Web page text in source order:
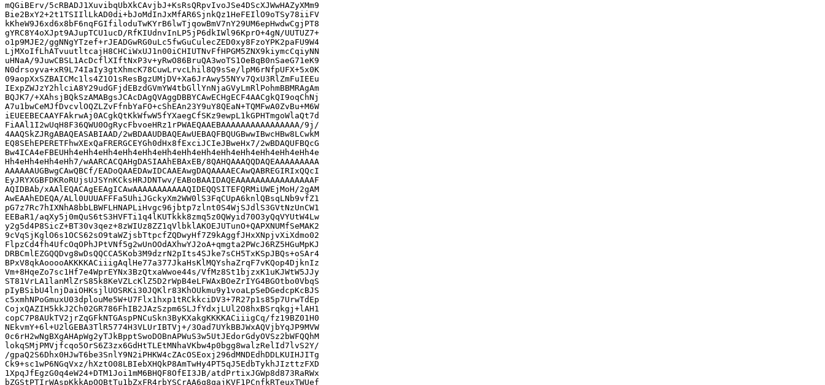
mQGiBErv/5cRBADJ1XuvibqUbXkCAvjbJ+KsRsQRpvIvoJSe4DScXJWwHAZyXMm9
Bie2BxY2+2t1TSIIlLkAD0di+bJoMdInJxMfAR6SjnkQz1HeFEIlO9oTSy78iiFV
kKheW9J6xd6x8bF6nqFGIfiloduTwKYrB6lwTjqowBmV7nY29UM6epHwdwCgjPT8
gYRC8Y4oXJpt9AJupTCU1ucD/RfKIUdnvInLP5jP6dkIWl96KprO+4gN/UUTUZ7+
o1p9MJE2/ggNNgYTzef+rJEADGwRG0uLc5fwGuCulecZED0xy8FzoYPK2paFU9W4
LjMXoIfLhATvuutltcajH8CHCiWxUJ1n00iCHIUTNvFfHPGM5ZNX9kiymcCqiyNN
uHNaA/9JuwCBSL1AcDcflXIftNxP3v+yRwO86BruQA3woTS1OeBqB0nSaeG71eK9
N0drsoyva+xR9L74IaIy3gtXhmcK78CuwLrvcLhil8Q9sSe/lpM6rNfpUFX+5x0K
09aopXxSZBAICMc1ls4Z1O1sResBgzUMjDV+Xa6JrAwy55NYv7QxU3RlZmFuIEEu
IExpZWJzY2hlciA8Y29udGFjdEBzdGVmYW4tbGllYnNjaGVyLmRlPohmBBMRAgAm
BQJK7/+XAhsjBQkSzAMABgsJCAcDAgQVAggDBBYCAwECHgECF4AACgkQI9oqChNj
A7u1bwCeMJfDvcvlOQZLZvFfnbYaFO+cShEAn23Y9uY8QEaN+TQMFwA0ZvBu+M6W
iEUEEBECAAYFAkrwAj0ACgkQtKkWfwW5fYXaegCfSKz9ewpL1kGPHTmgoWlaQt7d
FiAAl1I2wUqH8F36QWU0OgRycFbvoeHRz1rPWAEQAAEBAAAAAAAAAAAAAAAA/9j/
4AAQSkZJRgABAQEASABIAAD/2wBDAAUDBAQEAwUEBAQFBQUGBwwIBwcHBw8LCwkM
EQ8SEhEPERETFhwXExQaFRERGCEYGh0dHx8fExciJCIeJBweHx7/2wBDAQUFBQcG
Bw4ICA4eFBEUHh4eHh4eHh4eHh4eHh4eHh4eHh4eHh4eHh4eHh4eHh4eHh4eHh4e
Hh4eHh4eHh4eHh7/wAARCACQAHgDASIAAhEBAxEB/8QAHQAAAQQDAQEAAAAAAAAA
AAAAAAUGBwgCAwQBCf/EADoQAAEDAwIDCAAEAwgDAQAAAAECAwQABREGIRIxQQcI
EyJRYXGBFDKRoRUjsUJSYnKCksHRJDNTwv/EABoBAAIDAQEAAAAAAAAAAAAAAAAF
AQIDBAb/xAAlEQACAgEEAgICAwAAAAAAAAAAAQIDEQQSITEFQRMiUWEjMoH/2gAM
AwEAAhEDEQA/ALl0UUUAFFFa5UhiJGckyXm2WW0lS3FqCUpA6knlQBsqLNb9vfZ1
pG7z7Rc7hIXNhA8bbLBWFLHNAPLiHvgc96jbtp7zlnt0S4WjSJdlS3GVtNzUnCW1
EEBaR1/aqXy5j0mQuS6tS3HVFTi1q4lKUTkkk8zmq5z0QWyid70O3yQqVYUtW4Lw
y2g5d4P8SicZ+BT30v3qez+8zWIUz8ZZ1qVlbklAKOEJUTunO+QAPXNUMfSeMAK2
9cVqSjKglO6s1OCS62sO9taWZjsbTtpcfZQDwyHf7Z9kAggfJHxXNpjvXiXdmo02
FlpzCd4fh4UfcOqOPhJPtVNf5g2wUnOOdAXhwYJ2oA+qmgta2PWcJ6RZ5HGuMpKJ
DRBCmlEZGQQDvg8wDsQQCCA5Kob3M9dzrN2pIts4SJke7sCH5TxKSpJBQs+oSAr4
BPxV8qkAooooAKKKKACiiigAqlHe77a377JkaHsKlMQYshaZrqF7vKQop4DjknIz
Vm+8HqeZo7sc1Hf7e4WprEYNx3BzQtxaWwoe44s/VfMz8St1bjzxK1uKJWtW5JJy
ST81VrLA1lanMlZrS85k8KeVZLcKlZ5D2rWpB4eLFWAxBOeZrIYG4BGOtbo0VbqS
pIyBSibU4lnjDaiOHKsjlUOSRKi30JQKlr83KhOUkmu9y1voaLpSeDGedcpKcBJS
c5xmhNPoGmuxU03dplouMe5W+U7Flx1hxp1tRCkkciDV3+7R27p1s85p7UrwTdEp
CojxQAZIH5kkJ2Ch02GR786FhIB2JAzSzpm6SLJfYdxjLUl2O8hxBSrqkgj+lAH1
copC7P8AUkTV2jrZqGFkNTGAspPNCuSkn3ByKXakgKKKKACiiigCq/fz19BZ01H0
NEkvmY+6l+U2lGEBA3TlR5774H3VLUrIBTVj+/3Oad7UYkBBJWxAQVjbYqJP9MVW
0c6rH2wNgBXgAHApWg2yTJkBpptSwoDOBnAPWuS3w5UtJEdorGdyOVSz2bWFQQhM
lokqSMjPMVjfcqo5OrS6Z3zx6GdHtTLEtMNhaVKbw4p0bgg8walzRelId7lvS2Y/
/gpaQ2S6Dhx0HJwT6be3SnlY9N2iPHKW4cZAcOSEoxj296dMNDEdhDDLKUIHJITg
Ck9+sc1wP6NGqVxz/hXztO08LBIebXHQkP8AmTwHy4PT5qJ5EdbTykhJIzttzFXD
1XpqJfEgzG0q4eW24+DTM1Joi1mM6BHQF8OfEI3JB/atdPrtixJGWp8d873RaRWx
bZGStPTIrWAspKkkApOQBtTu1bZxFR4rbYSCrAA6g8qajKVF1PCnfkRTeuxTWUef